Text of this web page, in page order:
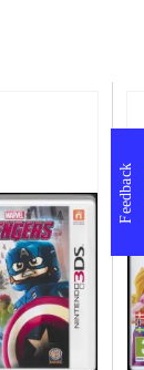
Feedback